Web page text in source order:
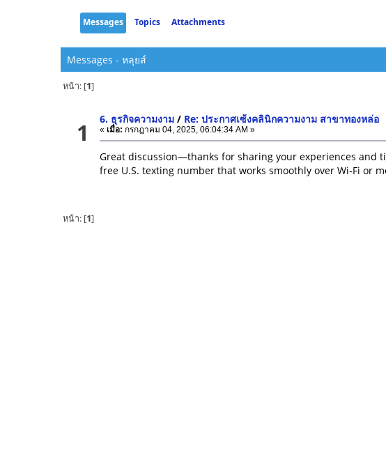
Messages Topics Attachments
Messages - หลุยส์
หน้า: [1]
1 6. ธุรกิจความงาม / Re: ประกาศเซ้งคลินิกความงาม สาขาทองหล่อ
« เมื่อ: กรกฎาคม 04, 2025, 06:04:34 AM »
Great discussion—thanks for sharing your experiences and
free U.S. texting number that works smoothly over Wi‑Fi or
หน้า: [1]